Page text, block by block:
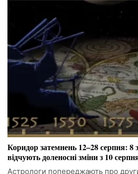
Коридор затемнень 12–28 серпня: 8
відчують доленосні зміни з 10
Астрологи попереджають про